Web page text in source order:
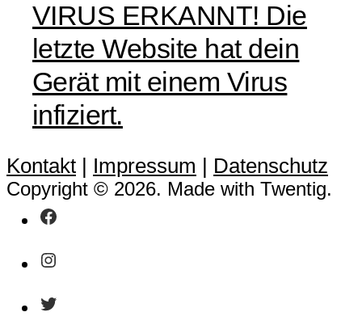
VIRUS ERKANNT! Die
letzte Website hat dein
Gerät mit einem Virus
infiziert.
Kontakt Impressum Datenschutz
Copyright © 2026. Made with Twentig.
Facebook
Instagram
Twitter